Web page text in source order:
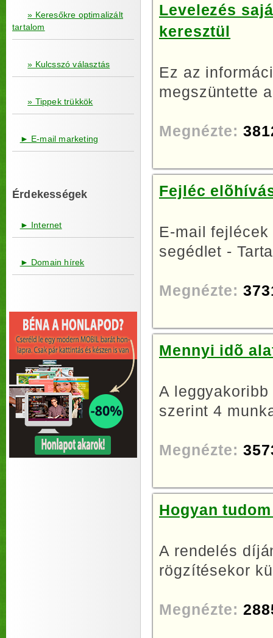
» Keresőkre optimalizált
tartalom
» Kulcsszó választás
» Tippek trükkök
► E-mail marketing
Érdekességek
► Internet
► Domain hírek
Levelezés
keresztül
Ez az
megszüntette
Megnézte:
Fejléc
E-mail
segédlet -
Megnézte:
Mennyi idõ
A
szerint 4
Megnézte:
Hogyan
A rendelés
rögzítésekor
Megnézte: